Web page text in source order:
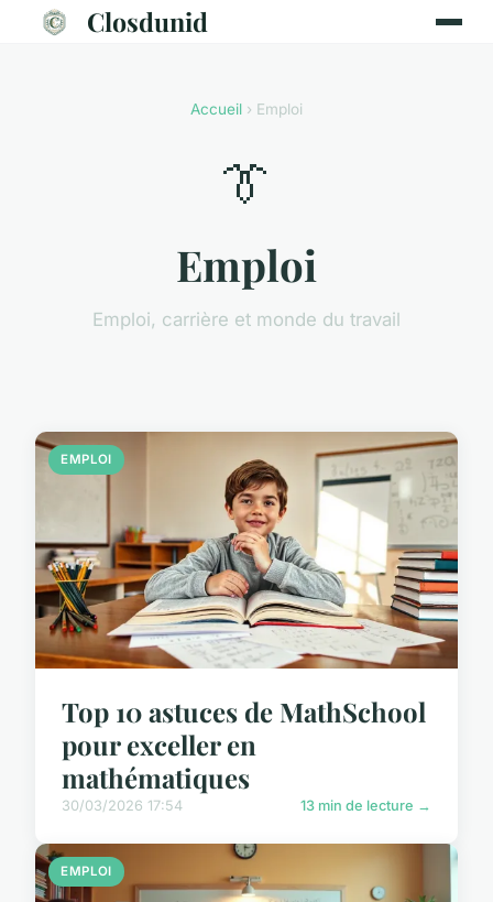
Closdunid
Accueil › Emploi
👔
Emploi
Emploi, carrière et monde du travail
EMPLOI
Top 10 astuces de MathSchool
pour exceller en
mathématiques
30/03/2026 17:54 13 min de lecture →
EMPLOI